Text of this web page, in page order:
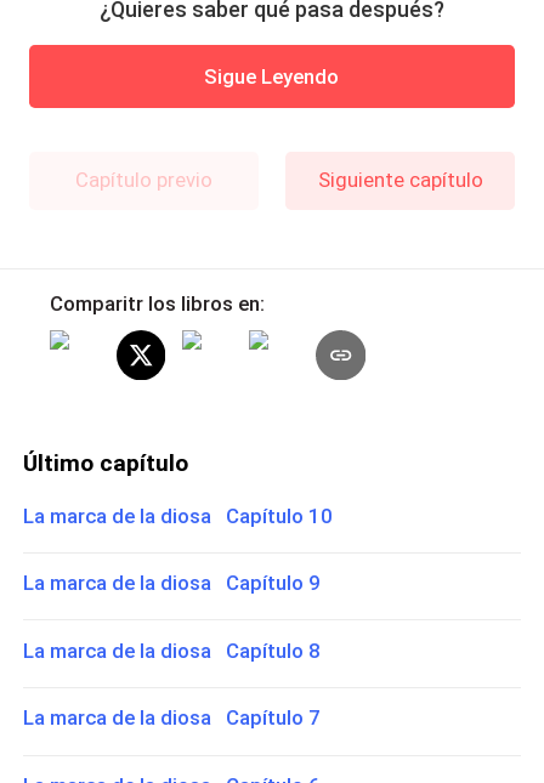
¿Quieres saber qué pasa después?
Sigue Leyendo
Capítulo previo Siguiente capítulo
Comparitr los libros en:
Último capítulo
La marca de la diosa Capítulo 10
La marca de la diosa Capítulo 9
La marca de la diosa Capítulo 8
La marca de la diosa Capítulo 7